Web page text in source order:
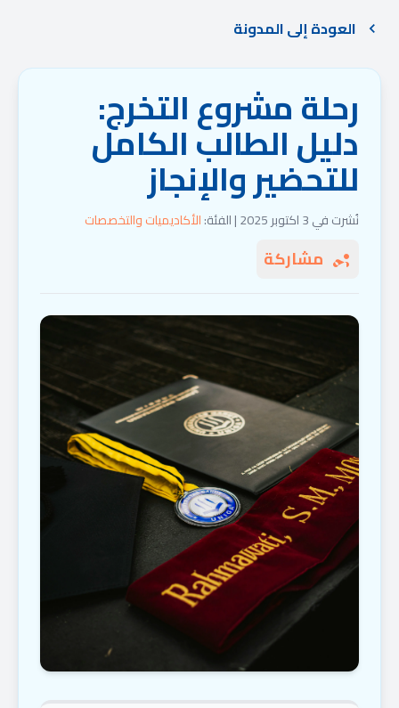
العودة إلى المدونة
رحلة مشروع التخرج:
دليل الطالب الكامل
للتحضير والإنجاز
نُشرت في 3 اكتوبر 2025 | الفئة: الأكاديميات والتخصصات
مشاركة